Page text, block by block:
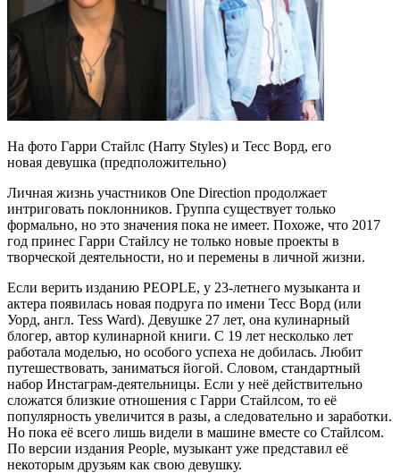
На фото Гарри Стайлс (Harry Styles) и Тесс Ворд, его
новая девушка (предположительно)
Личная жизнь участников One Direction продолжает
интриговать поклонников. Группа существует только
формально, но это значения пока не имеет. Похоже, что 2017
год принес Гарри Стайлсу не только новые проекты в
творческой деятельности, но и перемены в личной жизни.
Если верить изданию PEOPLE, у 23-летнего музыканта и
актера появилась новая подруга по имени Тесс Ворд (или
Уорд, англ. Tess Ward). Девушке 27 лет, она кулинарный
блогер, автор кулинарной книги. С 19 лет несколько лет
работала моделью, но особого успеха не добилась. Любит
путешествовать, заниматься йогой. Словом, стандартный
набор Инстаграм-деятельницы. Если у неё действительно
сложатся близкие отношения с Гарри Стайлсом, то её
популярность увеличится в разы, а следовательно и заработки.
Но пока её всего лишь видели в машине вместе со Стайлсом.
По версии издания People, музыкант уже представил её
некоторым друзьям как свою девушку.